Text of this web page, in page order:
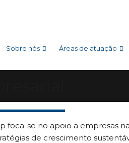
Sobre nós Áreas de atuação
foca-se no apoio a empresas
de crescimento